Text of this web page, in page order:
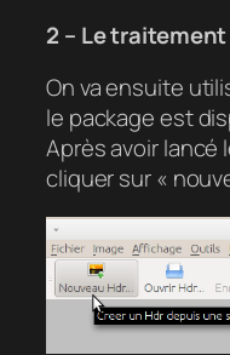
2 – Le traitement
On va ensuite
le package est
Après avoir lancé
cliquer sur «